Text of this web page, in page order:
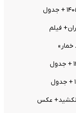
فیلم
خمار»
عکس